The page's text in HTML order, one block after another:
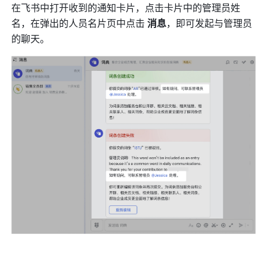
在飞书中打开收到的通知卡片，点击卡片中的管理员姓
名，在弹出的人员名片页中点击 消息，即可发起与管理员
的聊天。